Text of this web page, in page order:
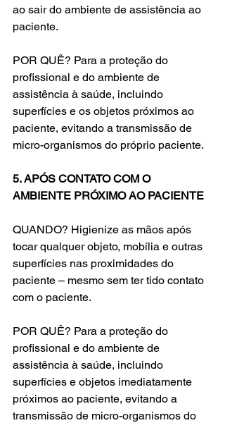
ao sair do ambiente de assistência ao
paciente.
POR QUÊ? Para a proteção do
profissional e do ambiente de
assistência à saúde, incluindo
superfícies e os objetos próximos ao
paciente, evitando a transmissão de
micro-organismos do próprio paciente.
5. APÓS CONTATO COM O
AMBIENTE PRÓXIMO AO PACIENTE
QUANDO? Higienize as mãos após
tocar qualquer objeto, mobília e outras
superfícies nas proximidades do
paciente – mesmo sem ter tido contato
com o paciente.
POR QUÊ? Para a proteção do
profissional e do ambiente de
assistência à saúde, incluindo
superfícies e objetos imediatamente
próximos ao paciente, evitando a
transmissão de micro-organismos do